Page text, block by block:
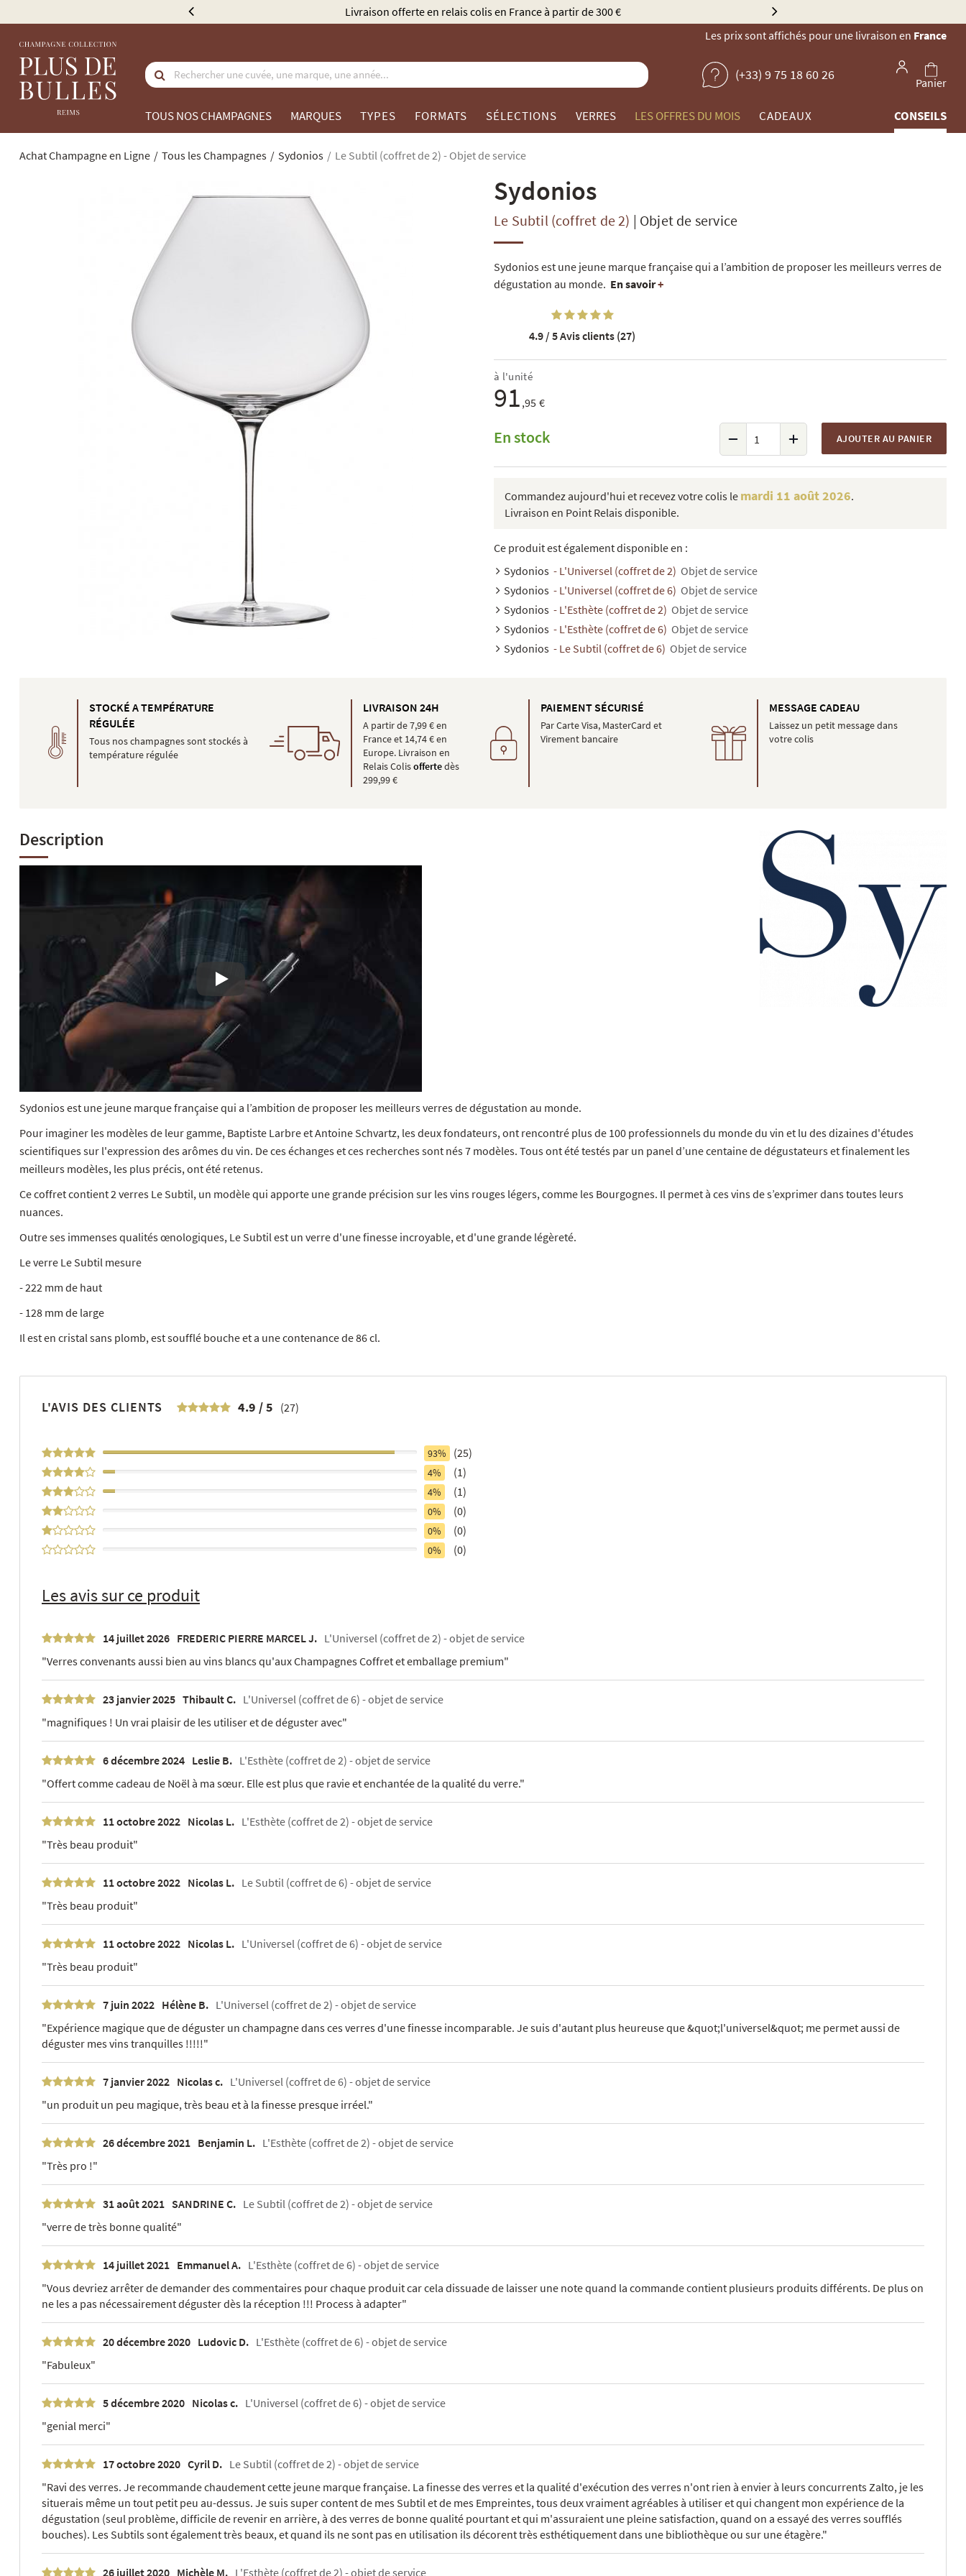
Élu Meilleur Caviste Champagne par Gault & Millau
Les prix sont affichés pour une livraison en France
(+33) 9 75 18 60 26
Panier
TOUS NOS CHAMPAGNES MARQUES TYPES FORMATS SÉLECTIONS VERRES LES OFFRES DU MOIS CADEAUX CONSEILS
Achat Champagne en Ligne Tous les Champagnes Sydonios Le Subtil (coffret de 2) - Objet de service
Sydonios
Le Subtil (coffret de 2) | Objet de service
Sydonios est une jeune marque française qui a l’ambition de proposer les meilleurs verres de
dégustation au monde. En savoir+
4.9 / 5Avis clients (27)
à l'unité
91 ,95 €
En stock AJOUTER AU PANIER
Commandez aujourd'hui et recevez votre colis le mardi 11 août 2026.
Livraison en Point Relais disponible.
Ce produit est également disponible en :
Sydonios - L'Universel (coffret de 2) Objet de service
Sydonios - L'Universel (coffret de 6) Objet de service
Sydonios - L'Esthète (coffret de 2) Objet de service
Sydonios - L'Esthète (coffret de 6) Objet de service
Sydonios - Le Subtil (coffret de 6) Objet de service
STOCKÉ A TEMPÉRATURE
RÉGULÉE
Tous nos champagnes sont stockés à
température régulée
LIVRAISON 24H
A partir de 7,99 € en
France et 14,74 € en
Europe. Livraison en
Relais Colisoffertedès
299,99 €
PAIEMENT SÉCURISÉ
Par Carte Visa, MasterCard et
Virement bancaire
MESSAGE CADEAU
Laissez un petit message dans
votre colis
Description
Lecture
Sydonios est une jeune marque française qui a l’ambition de proposer les meilleurs verres de dégustation au monde.
Pour imaginer les modèles de leur gamme, Baptiste Larbre et Antoine Schvartz, les deux fondateurs, ont rencontré plus de 100 professionnels du monde du vin et lu des dizaines d'études
scientifiques sur l'expression des arômes du vin. De ces échanges et ces recherches sont nés 7 modèles. Tous ont été testés par un panel d’une centaine de dégustateurs et finalement les
meilleurs modèles, les plus précis, ont été retenus.
Ce coffret contient 2 verres Le Subtil, un modèle qui apporte une grande précision sur les vins rouges légers, comme les Bourgognes. Il permet à ces vins de s’exprimer dans toutes leurs
nuances.
Outre ses immenses qualités œnologiques, Le Subtil est un verre d'une finesse incroyable, et d'une grande légèreté.
Le verre Le Subtil mesure
- 222 mm de haut
- 128 mm de large
Il est en cristal sans plomb, est soufflé bouche et a une contenance de 86 cl.
L'AVIS DES CLIENTS 4.9 /5 (27)
93% 93% (25)
4% 4% (1)
4% 4% (1)
0% (0)
0% (0)
0% (0)
Les avis sur ce produit
14 juillet 2026 FREDERIC PIERRE MARCEL J. L'Universel (coffret de 2) - objet de service
"Verres convenants aussi bien au vins blancs qu'aux Champagnes Coffret et emballage premium"
23 janvier 2025 Thibault C. L'Universel (coffret de 6) - objet de service
"magnifiques ! Un vrai plaisir de les utiliser et de déguster avec"
6 décembre 2024 Leslie B. L'Esthète (coffret de 2) - objet de service
"Offert comme cadeau de Noël à ma sœur. Elle est plus que ravie et enchantée de la qualité du verre."
11 octobre 2022 Nicolas L. L'Esthète (coffret de 2) - objet de service
"Très beau produit"
11 octobre 2022 Nicolas L. Le Subtil (coffret de 6) - objet de service
"Très beau produit"
11 octobre 2022 Nicolas L. L'Universel (coffret de 6) - objet de service
"Très beau produit"
7 juin 2022 Hélène B. L'Universel (coffret de 2) - objet de service
"Expérience magique que de déguster un champagne dans ces verres d'une finesse incomparable. Je suis d'autant plus heureuse que &quot;l'universel&quot; me permet aussi de
déguster mes vins tranquilles !!!!!"
7 janvier 2022 Nicolas c. L'Universel (coffret de 6) - objet de service
"un produit un peu magique, très beau et à la finesse presque irréel."
26 décembre 2021 Benjamin L. L'Esthète (coffret de 2) - objet de service
"Très pro !"
31 août 2021 SANDRINE C. Le Subtil (coffret de 2) - objet de service
"verre de très bonne qualité"
14 juillet 2021 Emmanuel A. L'Esthète (coffret de 6) - objet de service
"Vous devriez arrêter de demander des commentaires pour chaque produit car cela dissuade de laisser une note quand la commande contient plusieurs produits différents. De plus on
ne les a pas nécessairement déguster dès la réception !!! Process à adapter"
20 décembre 2020 Ludovic D. L'Esthète (coffret de 6) - objet de service
"Fabuleux"
5 décembre 2020 Nicolas c. L'Universel (coffret de 6) - objet de service
"genial merci"
17 octobre 2020 Cyril D. Le Subtil (coffret de 2) - objet de service
"Ravi des verres. Je recommande chaudement cette jeune marque française. La finesse des verres et la qualité d'exécution des verres n'ont rien à envier à leurs concurrents Zalto, je les
situerais même un tout petit peu au-dessus. Je suis super content de mes Subtil et de mes Empreintes, tous deux vraiment agréables à utiliser et qui changent mon expérience de la
dégustation (seul problème, difficile de revenir en arrière, à des verres de bonne qualité pourtant et qui m'assuraient une pleine satisfaction, quand on a essayé des verres soufflés
bouches). Les Subtils sont également très beaux, et quand ils ne sont pas en utilisation ils décorent très esthétiquement dans une bibliothèque ou sur une étagère."
26 juillet 2020 Michèle M. L'Esthète (coffret de 2) - objet de service